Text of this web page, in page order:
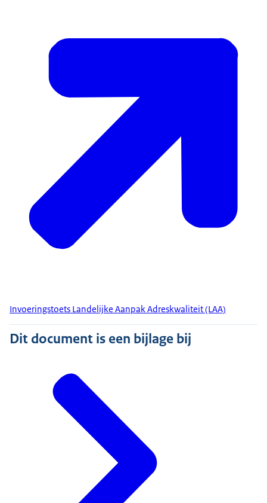
Invoeringstoets Landelijke Aanpak Adreskwaliteit (LAA)
Dit document is een bijlage bij